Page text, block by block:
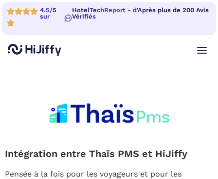
4.5/5
sur
HotelTechReport - d'Après plus de 200 Avis
Vérifiés
Intégration entre Thaïs PMS et HiJiffy
Pensée à la fois pour les voyageurs et pour les